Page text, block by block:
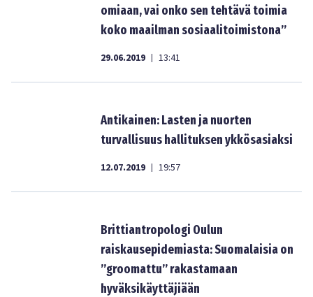
omiaan, vai onko sen tehtävä toimia
koko maailman sosiaalitoimistona”
29.06.2019 | 13:41
Antikainen: Lasten ja nuorten
turvallisuus hallituksen ykkösasiaksi
12.07.2019 | 19:57
Brittiantropologi Oulun
raiskausepidemiasta: Suomalaisia on
”groomattu” rakastamaan
hyväksikäyttäjiään